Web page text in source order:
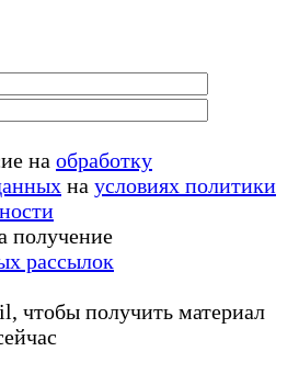
на обработку
на условиях политики
получение
рассылок
чтобы получить материал